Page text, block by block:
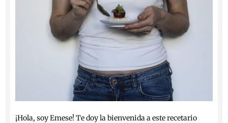
¡Hola, soy Emese! Te doy la bienvenida a este recetario